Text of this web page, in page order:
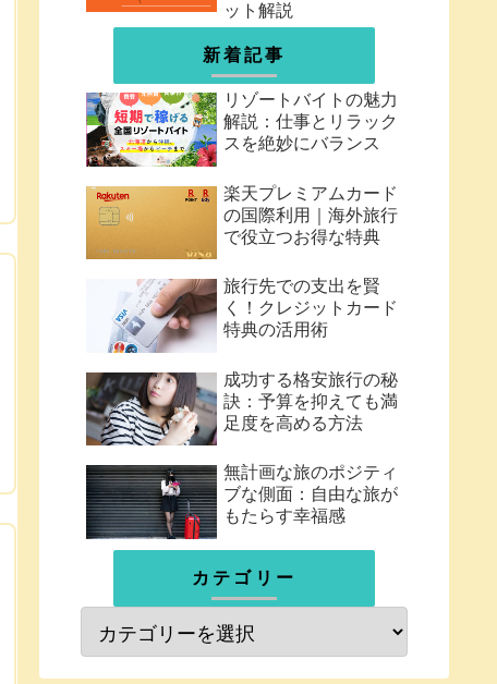
ット解説
新着記事
リゾートバイトの魅力
解説：仕事とリラック
スを絶妙にバランス
楽天プレミアムカード
の国際利用｜海外旅行
で役立つお得な特典
旅行先での支出を賢
く！クレジットカード
特典の活用術
成功する格安旅行の秘
訣：予算を抑えても満
足度を高める方法
無計画な旅のポジティ
ブな側面：自由な旅が
もたらす幸福感
カテゴリー